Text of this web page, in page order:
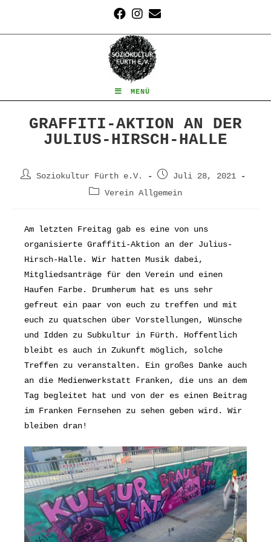
springen
MENÜ
GRAFFITI-AKTION AN DER
JULIUS-HIRSCH-HALLE
Beitrags-
Soziokultur Fürth e.V.
BeitragJuli 28, 2021
Beitrags-
Verein Allgemein
Am letzten Freitag gab es eine von uns
organisierte Graffiti-Aktion an der Julius-
Hirsch-Halle. Wir hatten Musik dabei,
Mitgliedsanträge für den Verein und einen
Haufen Farbe. Drumherum hat es uns sehr
gefreut ein paar von euch zu treffen und mit
euch zu quatschen über Vorstellungen, Wünsche
und Idden zu Subkultur in Fürth. Hoffentlich
bleibt es auch in Zukunft möglich, solche
Treffen zu veranstalten. Ein großes Danke auch
an die Medienwerkstatt Franken, die uns an dem
Tag begleitet hat und von der es einen Beitrag
im Franken Fernsehen zu sehen geben wird. Wir
bleiben dran!